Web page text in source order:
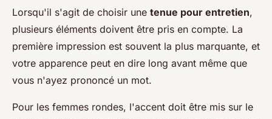
Lorsqu'il s'agit de choisir une tenue pour entretien,
plusieurs éléments doivent être pris en compte. La
première impression est souvent la plus marquante, et
votre apparence peut en dire long avant même que
vous n'ayez prononcé un mot.
Pour les femmes rondes, l'accent doit être mis sur le